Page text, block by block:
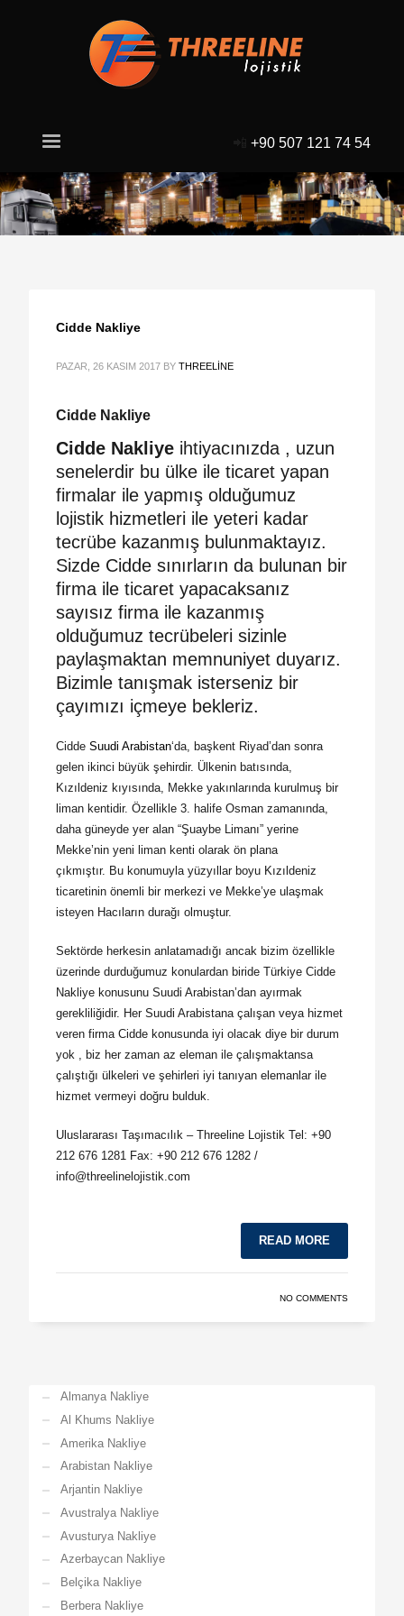
+90 507 121 74 54
Cidde Nakliye
PAZAR, 26 KASIM 2017 BYTHREELINE
Cidde Nakliye
Cidde Nakliye ihtiyacınızda , uzun
senelerdir bu ülke ile ticaret yapan
firmalar ile yapmış olduğumuz
lojistik hizmetleri ile yeteri kadar
tecrübe kazanmış bulunmaktayız.
Sizde Cidde sınırların da bulunan bir
firma ile ticaret yapacaksanız
sayısız firma ile kazanmış
olduğumuz tecrübeleri sizinle
paylaşmaktan memnuniyet duyarız.
Bizimle tanışmak isterseniz bir
çayımızı içmeye bekleriz.
CiddeSuudi Arabistan‘da, başkent Riyad’dan sonra
gelen ikinci büyük şehirdir. Ülkenin batısında,
Kızıldeniz kıyısında, Mekke yakınlarında kurulmuş bir
liman kentidir. Özellikle 3. halife Osman zamanında,
daha güneyde yer alan “Şuaybe Limanı” yerine
Mekke’nin yeni liman kenti olarak ön plana
çıkmıştır. Bu konumuyla yüzyıllar boyu Kızıldeniz
ticaretinin önemli bir merkezi ve Mekke’ye ulaşmak
isteyen Hacıların durağı olmuştur.
Sektörde herkesin anlatamadığı ancak bizim özellikle
üzerinde durduğumuz konulardan biride Türkiye Cidde
Nakliye konusunu Suudi Arabistan’dan ayırmak
gerekliliğidir. Her Suudi Arabistana çalışan veya hizmet
veren firma Cidde konusunda iyi olacak diye bir durum
yok , biz her zaman az eleman ile çalışmaktansa
çalıştığı ülkeleri ve şehirleri iyi tanıyan elemanlar ile
hizmet vermeyi doğru bulduk.
Uluslararası Taşımacılık – Threeline Lojistik Tel: +90
212 676 1281 Fax: +90 212 676 1282 /
info@threelinelojistik.com
READ MORE
NO COMMENTS
Almanya Nakliye
Al Khums Nakliye
Amerika Nakliye
Arabistan Nakliye
Arjantin Nakliye
Avustralya Nakliye
Avusturya Nakliye
Azerbaycan Nakliye
Belçika Nakliye
Berbera Nakliye